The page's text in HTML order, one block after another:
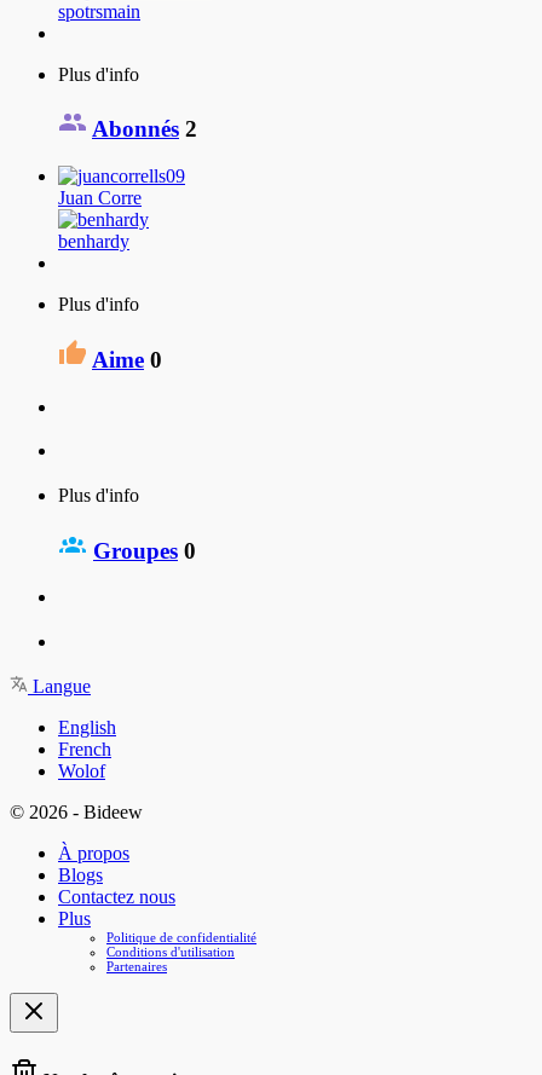
spotrsmain
Plus d'info
Abonnés 2
Juan Corre
benhardy
Plus d'info
Aime 0
Plus d'info
Groupes 0
Langue
English
French
Wolof
© 2026 - Bideew
À propos
Blogs
Contactez nous
Plus
Politique de confidentialité
Conditions d'utilisation
Partenaires